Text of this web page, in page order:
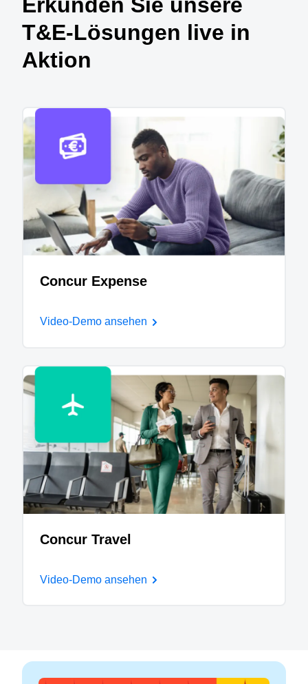
T&E-Lösungen live in
Aktion
Concur Expense
Video-Demo ansehen
Concur Travel
Video-Demo ansehen